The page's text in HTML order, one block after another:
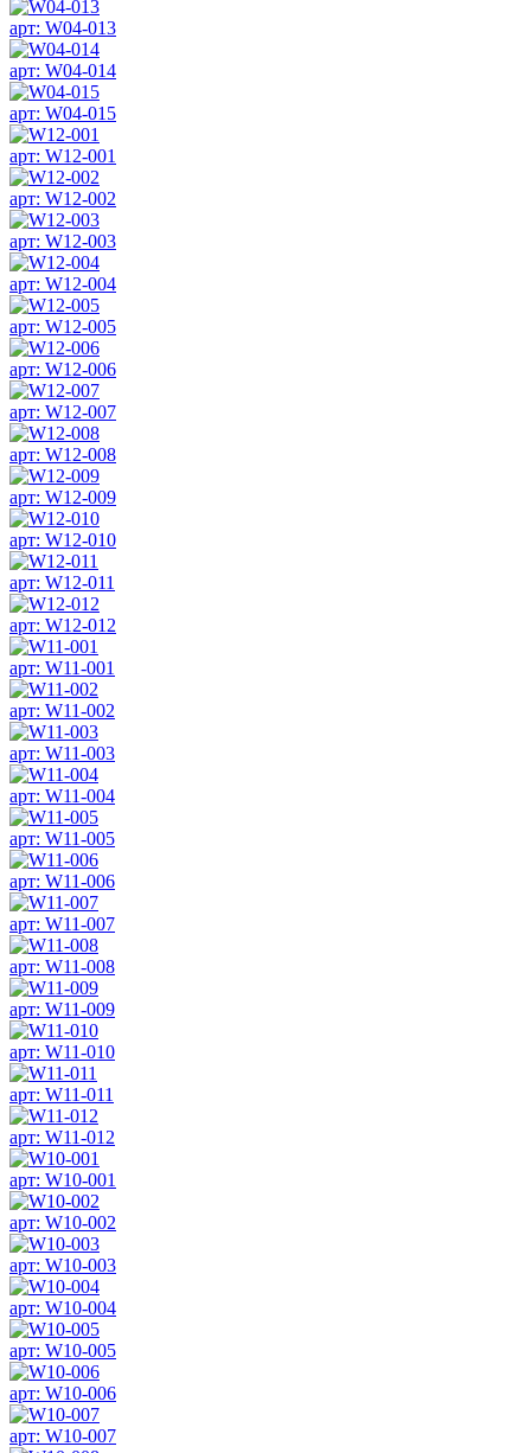
арт: W04-013
арт: W04-014
арт: W04-015
арт: W12-001
арт: W12-002
арт: W12-003
арт: W12-004
арт: W12-005
арт: W12-006
арт: W12-007
арт: W12-008
арт: W12-009
арт: W12-010
арт: W12-011
арт: W12-012
арт: W11-001
арт: W11-002
арт: W11-003
арт: W11-004
арт: W11-005
арт: W11-006
арт: W11-007
арт: W11-008
арт: W11-009
арт: W11-010
арт: W11-011
арт: W11-012
арт: W10-001
арт: W10-002
арт: W10-003
арт: W10-004
арт: W10-005
арт: W10-006
арт: W10-007